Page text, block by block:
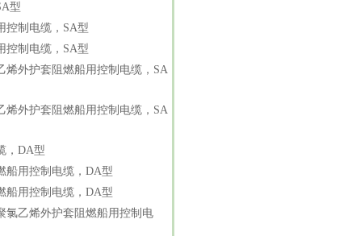
型
控制电缆，SA型
控制电缆，SA型
烯外护套阻燃船用控制电缆，SA
烯外护套阻燃船用控制电缆，SA
，DA型
船用控制电缆，DA型
船用控制电缆，DA型
氯乙烯外护套阻燃船用控制电